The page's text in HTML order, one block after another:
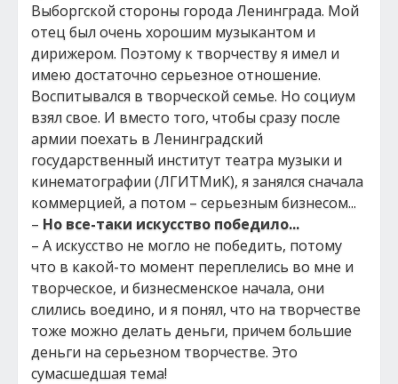
Выборгской стороны города Ленинграда. Мой
отец был очень хорошим музыкантом и
дирижером. Поэтому к творчеству я имел и
имею достаточно серьезное отношение.
Воспитывался в творческой семье. Но социум
взял свое. И вместо того, чтобы сразу после
армии поехать в Ленинградский
государственный институт театра музыки и
кинематографии (ЛГИТМиК), я занялся сначала
коммерцией, а потом – серьезным бизнесом...
– Но все-таки искусство победило...
– А искусство не могло не победить, потому
что в какой-то момент переплелись во мне и
творческое, и бизнесменское начала, они
слились воедино, и я понял, что на творчестве
тоже можно делать деньги, причем большие
деньги на серьезном творчестве. Это
сумасшедшая тема!